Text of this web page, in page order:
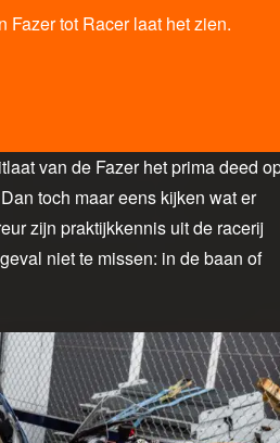
Fazer tot Racer laat het zien.
van de Fazer het prima deed
toch maar eens kijken wat er
zijn praktijkkennis uit de racerij
niet te missen: in de baan of